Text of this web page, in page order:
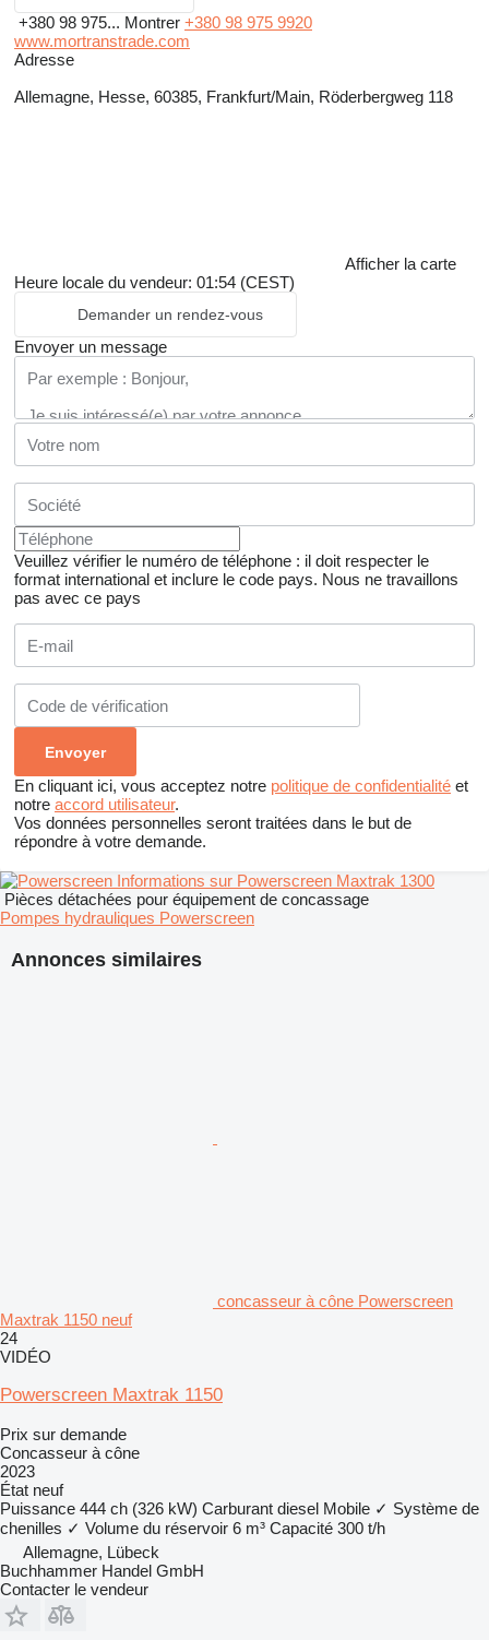
+380 98 975... Montrer +380 98 975 9920
www.mortranstrade.com
Adresse
Allemagne, Hesse, 60385, Frankfurt/Main, Röderbergweg 118
Afficher la carte
Heure locale du vendeur: 01:54 (CEST)
Demander un rendez-vous
Envoyer un message
Veuillez vérifier le numéro de téléphone : il doit respecter le
format international et inclure le code pays. Nous ne travaillons
pas avec ce pays
En cliquant ici, vous acceptez notre politique de confidentialité et
notre accord utilisateur.
Vos données personnelles seront traitées dans le but de
répondre à votre demande.
Annonces similaires
concasseur à cône Powerscreen
Maxtrak 1150 neuf
24
VIDÉO
Powerscreen Maxtrak 1150
Prix sur demande
Concasseur à cône
2023
État neuf
Puissance 444 ch (326 kW) Carburant diesel Mobile ✓ Système de
chenilles ✓ Volume du réservoir 6 m³ Capacité 300 t/h
Allemagne, Lübeck
Buchhammer Handel GmbH
Contacter le vendeur
Informations sur Powerscreen Maxtrak 1300
Pièces détachées pour équipement de concassage
Pompes hydrauliques Powerscreen